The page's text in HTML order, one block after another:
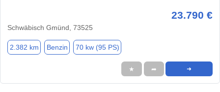
23.790 €
Schwäbisch Gmünd, 73525
2.382 km Benzin 70 kw (95 PS)
★ ➦ ➜